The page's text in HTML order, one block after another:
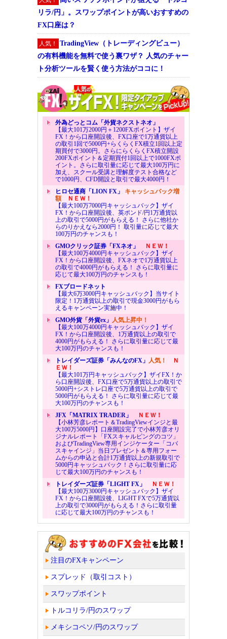
リラ/円」。スワップポイントが高いおすすめの
FX口座は？
人気！
TradingView（トレーディングビュー）
の有料機能を無料で使う裏ワザ？ 人気のチャー
ト分析ツールを賢く使う方法がココに！
外為どっとコム「外貨ネクストネオ」
【最大101万2000円＋1200FXポイント】ザイ
FX！から口座開設後、FX口座で1万通貨以上
の取引1回で5000円+らくらくFX積立1回以上定
期買付で3000円。さらにらくらくFX積立開設
200FXポイント＆定期買付1回以上で1000FXポ
イント。さらに取引量に応じて最大100万円に
加え、スクール受講と理解度テスト合格など
で1000円、CFD開設と取引で最大4000円！
ヒロセ通商「LION FX」 キャッシュバック増
額ＮＥＷ！
【最大100万7000円キャッシュバック】ザイ
FX！から口座開設後、英ポンド/円1万通貨以
上の取引で5000円がもらえる！ さらに他社か
らのりかえなら2000円！ 取引量に応じて最大
100万円のチャンスも！
GMOクリック証券「FXネオ」
ＮＥＷ！
【最大100万4000円キャッシュバック】ザイ
FX！から口座開設後、FXネオで1万通貨以上
の取引で4000円がもらえる！ さらに取引量に
応じて最大100万円のチャンスも！
FXブロードネット
【最大6万3000円キャッシュバック】当サイト
限定！1万通貨以上の取引で現金3000円がもら
えるキャンペーン実施中！
GMO外貨「外貨ex」 人気上昇中！
【最大100万4000円キャッシュバック】ザイ
FX！から口座開設後、1万通貨以上の取引で
4000円がもらえる！ さらに取引量に応じて最
大100万円のチャンスも！
トレイダーズ証券「みんなのFX」 人気！
Ｎ
ＥＷ！
【最大101万円キャッシュバック】ザイFX！か
ら口座開設後、FX口座で5万通貨以上の取引で
5000円+シストレ口座で5万通貨以上の取引で
5000円がもらえる！ さらに取引量に応じて最
大100万円のチャンスも！
JFX「MATRIX TRADER」
ＮＥＷ！
【小林芳彦レポート＆TradingViewインジと最
大100万5000円】口座開設完了で小林芳彦オリ
ジナルレポート「FXスキャルピングのコツ」
およびTradingView専用インジケーター「コバ
スキャインジ」当日プレゼント＆専用フォー
ムからの申込と合計1万通貨以上の新規取引で
5000円キャッシュバック！さらに取引量に応
じて最大100万円のチャンスも！
トレイダーズ証券「LIGHT FX」
ＮＥＷ！
【最大100万3000円キャッシュバック】ザイ
FX！から口座開設後、LIGHT FXで5万通貨以
上の取引で3000円がもらえる！さらに取引量
に応じて最大100万円のチャンスも！
注目のFXキャンペーン
スプレッド（取引コスト）
スワップポイント
トルコリラ/円のスワップ
メキシコペソ/円のスワップ